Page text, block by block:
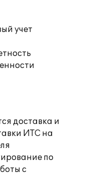
учет
доставка и
ИТС на
по
с